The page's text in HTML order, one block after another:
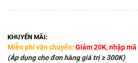
KHUYẾN MÃI:
Miễn phí vận chuyển: Giảm 20K, nhập mã
(Áp dụng cho đơn hàng giá trị ≥ 300K)